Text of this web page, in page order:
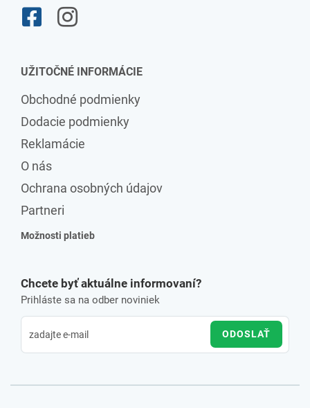
UŽITOČNÉ INFORMÁCIE
Obchodné podmienky
Dodacie podmienky
Reklamácie
O nás
Ochrana osobných údajov
Partneri
Možnosti platieb
Chcete byť aktuálne informovaní?
Prihláste sa na odber noviniek
ODOSLAŤ